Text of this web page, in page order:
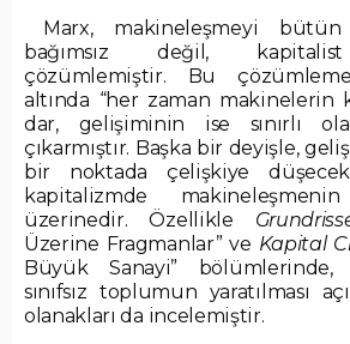
Marx, makineleşmeyi bütün
bağımsız değil,
çözümlemiştir. Bu
altında “her zaman makinelerin
dar, gelişiminin ise sınırlı
çıkarmıştır. Başka bir deyişle,
bir noktada çelişkiye
kapitalizmde
üzerinedir. Özellikle
Üzerine Fragmanlar” ve Kapital
Büyük Sanayi” bölümlerinde,
sınıfsız toplumun yaratılması
olanakları da incelemiştir.